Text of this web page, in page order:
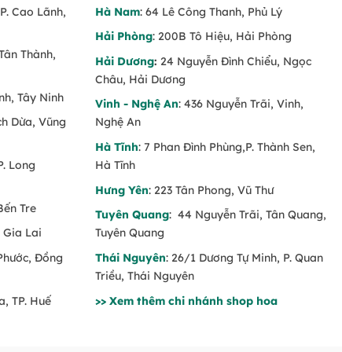
Cao Lãnh,
Thành,
Tây Ninh
Dừa, Vũng
Long
Tre
Gia Lai
Đồng
TP. Huế
Hà Nam: 64 Lê Công Thanh, Phủ Lý
Hải Phòng: 200B Tô Hiệu, Hải Phòng
Hải Dương: 24 Nguyễn Đình Chiểu, Ngọc
Châu, Hải Dương
Vinh - Nghệ An: 436 Nguyễn Trãi, Vinh,
Nghệ An
Hà Tĩnh: 7 Phan Đình Phùng,P. Thành Sen,
Hà Tĩnh
Hưng Yên: 223 Tân Phong, Vũ Thư
Tuyên Quang: 44 Nguyễn Trãi, Tân Quang,
Tuyên Quang
Thái Nguyên: 26/1 Dương Tự Minh, P. Quan
Triều, Thái Nguyên
>> Xem thêm chi nhánh shop hoa